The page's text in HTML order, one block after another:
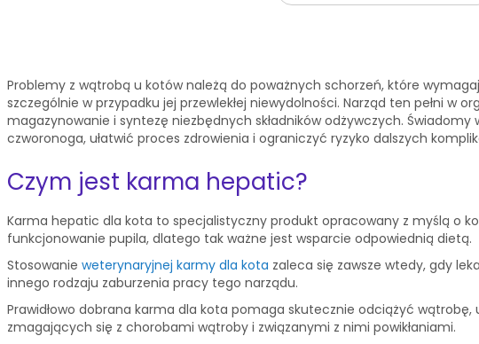
Problemy z wątrobą u kotów należą do poważnych schorzeń, które
szczególnie w przypadku jej przewlekłej niewydolności. Narząd ten pełni
magazynowanie i syntezę niezbędnych składników odżywczych.
czworonoga, ułatwić proces zdrowienia i ograniczyć ryzyko dalszych
Czym jest karma hepatic?
Karma hepatic dla kota to specjalistyczny produkt opracowany z myślą o
funkcjonowanie pupila, dlatego tak ważne jest wsparcie odpowiednią dietą.
Stosowanie weterynaryjnej karmy dla kota zaleca się zawsze wtedy, gdy
innego rodzaju zaburzenia pracy tego narządu.
Prawidłowo dobrana karma dla kota pomaga skutecznie odciążyć
zmagających się z chorobami wątroby i związanymi z nimi powikłaniami.